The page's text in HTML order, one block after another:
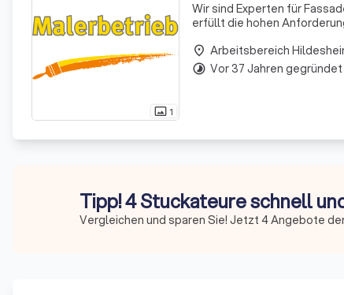
photo_size_select_actual 1
Wir sind Experten für
erfüllt die hohen
place Arbeitsbereich
timelapse Vor 37 Jahren gegründet
Tipp! 4 Stuckateure schnell
Vergleichen und sparen Sie! Jetzt 4 Angebote